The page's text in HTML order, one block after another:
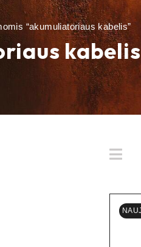
kabelis
“akumuliatoriaus kabelis”